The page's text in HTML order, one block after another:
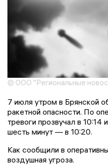
© ООО "Региональные
7 июля утром в Брянской
ракетной опасности. По
тревоги прозвучал в
шесть минут — в 10:20.
Как сообщили в
воздушная угроза.